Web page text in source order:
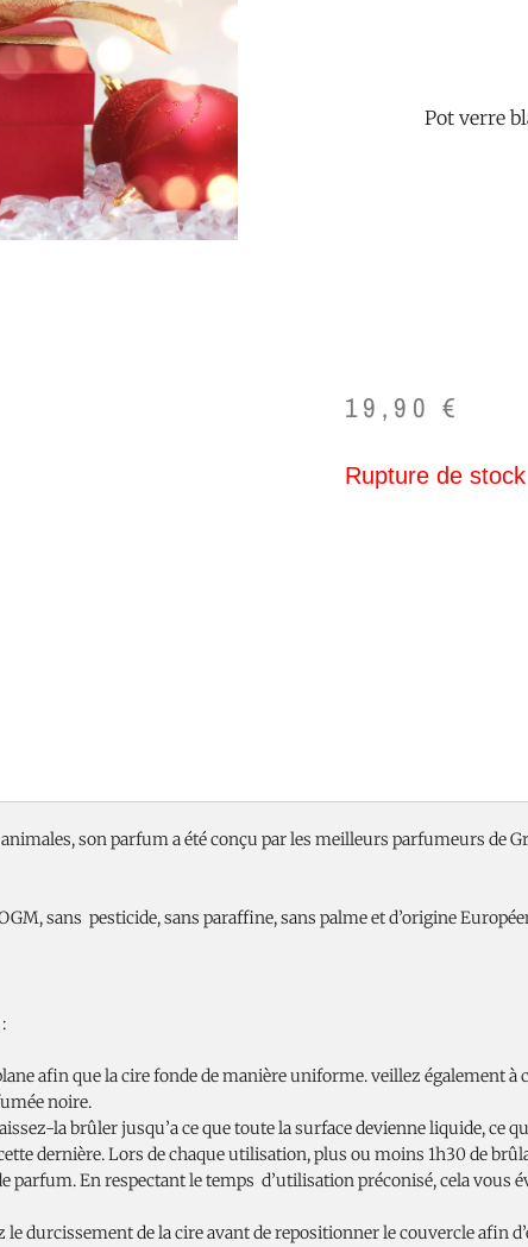
Pot verre
19,90€
Rupture de stock
son parfum a été conçu par les meilleurs parfumeurs de
sans pesticide, sans paraffine, sans palme et d’origine
:
afin que la cire fonde de manière uniforme. veillez également à
noire.
la brûler jusqu’a ce que toute la surface devienne liquide, ce
dernière. Lors de chaque utilisation, plus ou moins 1h30 de
parfum. En respectant le temps d’utilisation préconisé, cela vous
durcissement de la cire avant de repositionner le couvercle afin